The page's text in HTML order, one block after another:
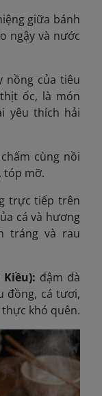
giữa bánh
ngậy và nước
nồng của tiêu
ốc, là món
yêu thích hải
cùng nồi
tóp mỡ.
trực tiếp trên
cá và hương
tráng và rau
đậm đà
đồng, cá tươi,
khó quên.